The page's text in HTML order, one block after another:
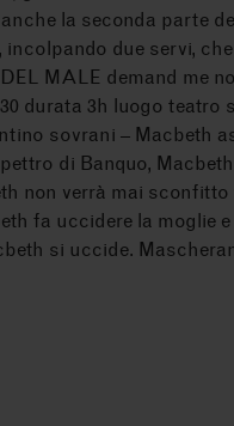
la seconda parte
due servi,
MALE demand me
durata 3h luogo
sovrani – Macbeth
di Banquo,
non verrà mai
fa uccidere la moglie
si uccide.